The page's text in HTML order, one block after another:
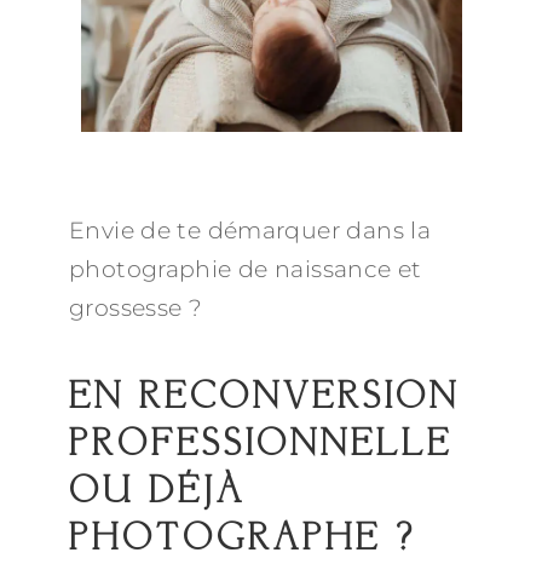
Envie de te démarquer dans la
photographie de naissance et
grossesse ?
EN RECONVERSION
PROFESSIONNELLE
OU DÉJÀ
PHOTOGRAPHE ?